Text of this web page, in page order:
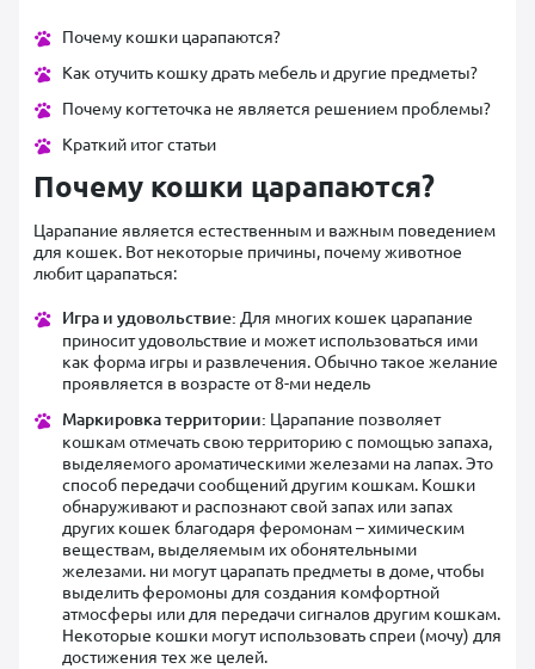
Почему кошки царапаются?
Как отучить кошку драть мебель и другие предметы?
Почему когтеточка не является решением проблемы?
Краткий итог статьи
Почему кошки царапаются?
Царапание является естественным и важным поведением
для кошек. Вот некоторые причины, почему животное
любит царапаться:
Игра и удовольствие: Для многих кошек царапание
приносит удовольствие и может использоваться ими
как форма игры и развлечения. Обычно такое желание
проявляется в возрасте от 8-ми недель
Маркировка территории: Царапание позволяет
кошкам отмечать свою территорию с помощью запаха,
выделяемого ароматическими железами на лапах. Это
способ передачи сообщений другим кошкам. Кошки
обнаруживают и распознают свой запах или запах
других кошек благодаря феромонам – химическим
веществам, выделяемым их обонятельными
железами. ни могут царапать предметы в доме, чтобы
выделить феромоны для создания комфортной
атмосферы или для передачи сигналов другим кошкам.
Некоторые кошки могут использовать спреи (мочу) для
достижения тех же целей.